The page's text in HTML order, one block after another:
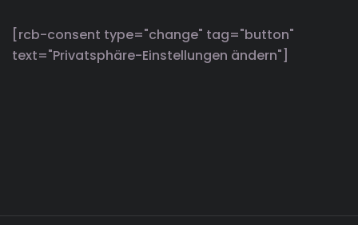
[rcb-consent type="change" tag="button"
text="Privatsphäre-Einstellungen ändern"]